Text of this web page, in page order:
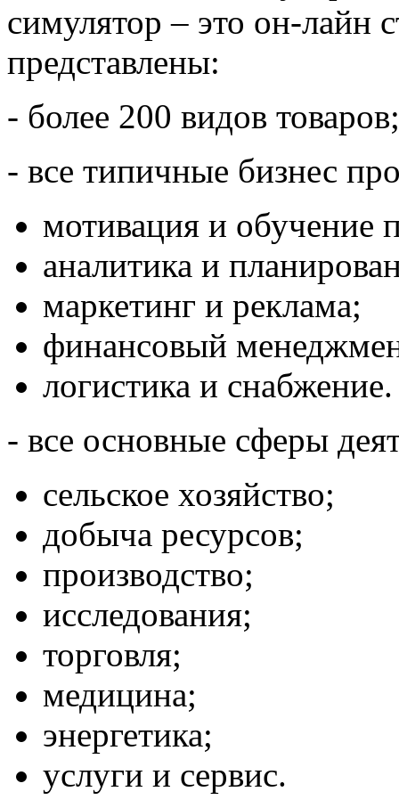
симулятор – это он-лайн
представлены:
- более 200 видов товаров;
- все типичные бизнес
мотивация и обучение
аналитика и
маркетинг и реклама;
финансовый
логистика и снабжение.
- все основные сферы
сельское хозяйство;
добыча ресурсов;
производство;
исследования;
торговля;
медицина;
энергетика;
услуги и сервис.